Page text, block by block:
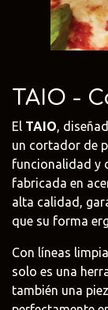
TAIO -
El TAIO,
un cortador de
funcionalidad y
fabricada en
alta calidad,
que su forma
Con líneas
solo es una
también una
Frattini